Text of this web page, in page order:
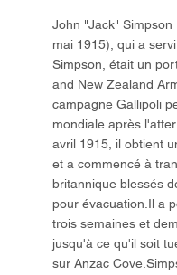
John "Jack"
mai 1915), qui a
Simpson, était un
and New Zealand
campagne Gallipoli
mondiale après
avril 1915, il obtient
et a commencé à
britannique blessés
pour évacuation.Il a
trois semaines et
jusqu'à ce qu'il soit
sur Anzac